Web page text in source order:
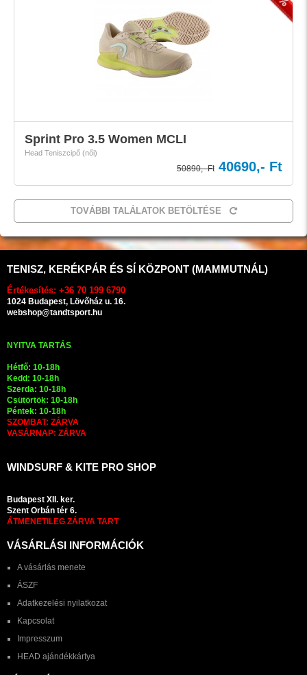
Sprint Pro 3.5 Women MCLI
Head Teniszcipő (női)
50890,- Ft 40690,- Ft
TOVÁBBI TALÁLATOK BETÖLTÉSE
TENISZ, KERÉKPÁR ÉS SÍ KÖZPONT (MAMMUTNÁL)
Értékesítés: +36 70 199 6790
1024 Budapest, Lövőház u. 16.
webshop@tandtsport.hu
NYITVA TARTÁS
Hétfő: 10-18h
Kedd: 10-18h
Szerda: 10-18h
Csütörtök: 10-18h
Péntek: 10-18h
SZOMBAT: ZÁRVA
VASÁRNAP: ZÁRVA
WINDSURF & KITE PRO SHOP
Budapest XII. ker.
Szent Orbán tér 6.
ÁTMENETILEG ZÁRVA TART
VÁSÁRLÁSI INFORMÁCIÓK
A vásárlás menete
ÁSZF
Adatkezelési nyilatkozat
Kapcsolat
Impresszum
HEAD ajándékkártya